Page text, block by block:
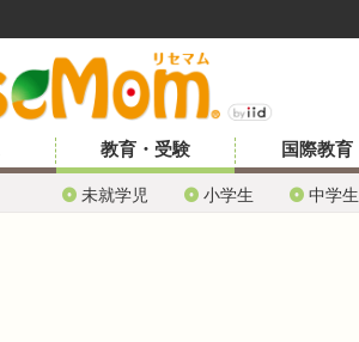
教育・受験
未就学児 小学生 中学生
国際教育